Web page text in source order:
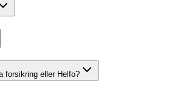
forsikring eller Helfo?